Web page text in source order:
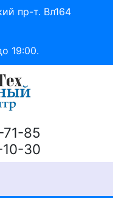
пр-т. Вл164
19:00.
85
30